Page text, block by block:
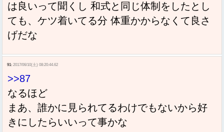
は良いって聞くし 和式と同じ体制をしたとし
ても、ケツ着いてる分 体重かからなくて良さ
げだな
91: 2017/06/10(土) 08:20:44.62
>>87
なるほど
まあ、誰かに見られてるわけでもないから好
きにしたらいいって事かな